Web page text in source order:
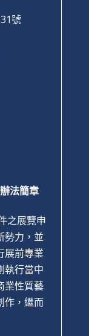
號
法簡章
之展覽申
勢力，並
展前專業
執行當中
業性質藝
作，繼而